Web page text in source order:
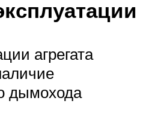
агрегата
дымохода